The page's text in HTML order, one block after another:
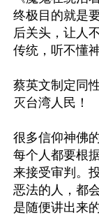
终极目的就是
后关头，让人
传统，听不懂
蔡英文制定同
灭台湾人民！
很多信仰神佛
每个人都要根
来接受审判。
恶法的人，都
是随便讲出来